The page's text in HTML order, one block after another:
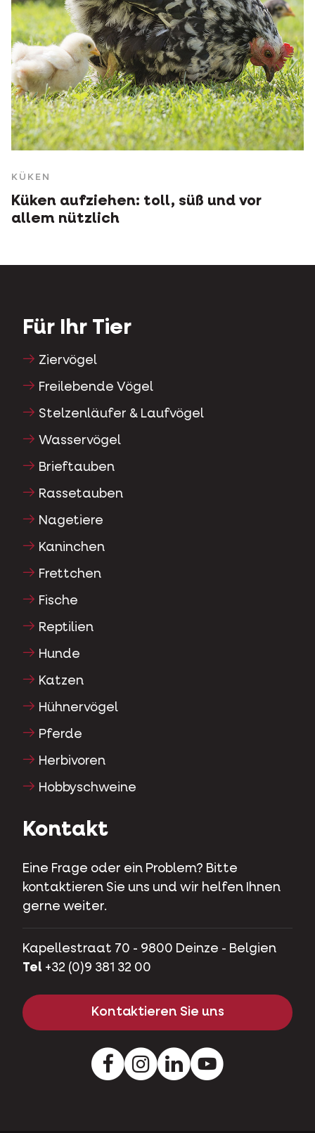
KÜKEN
Küken aufziehen: toll, süß und vor
allem nützlich
Für Ihr Tier
Ziervögel
Freilebende Vögel
Stelzenläufer & Laufvögel
Wasservögel
Brieftauben
Rassetauben
Nagetiere
Kaninchen
Frettchen
Fische
Reptilien
Hunde
Katzen
Hühnervögel
Pferde
Herbivoren
Hobbyschweine
Kontakt
Eine Frage oder ein Problem? Bitte
kontaktieren Sie uns und wir helfen Ihnen
gerne weiter.
Kapellestraat 70 - 9800 Deinze - Belgien
Tel +32 (0)9 381 32 00
Kontaktieren Sie uns
FacebookInstagramLinkedInYoutube